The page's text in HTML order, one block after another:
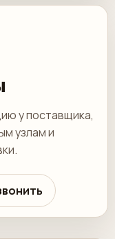
у поставщика,
узлам и